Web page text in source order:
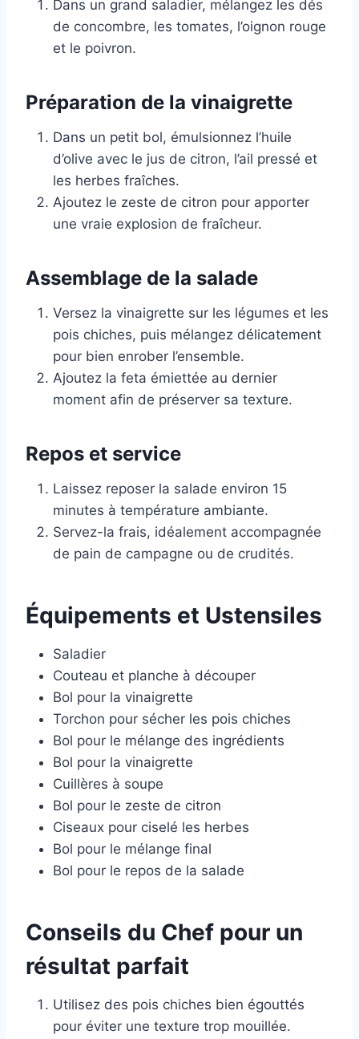
Dans un grand saladier, mélangez les dés
de concombre, les tomates, l’oignon rouge
et le poivron.
Préparation de la vinaigrette
Dans un petit bol, émulsionnez l’huile
d’olive avec le jus de citron, l’ail pressé et
les herbes fraîches.
Ajoutez le zeste de citron pour apporter
une vraie explosion de fraîcheur.
Assemblage de la salade
Versez la vinaigrette sur les légumes et les
pois chiches, puis mélangez délicatement
pour bien enrober l’ensemble.
Ajoutez la feta émiettée au dernier
moment afin de préserver sa texture.
Repos et service
Laissez reposer la salade environ 15
minutes à température ambiante.
Servez-la frais, idéalement accompagnée
de pain de campagne ou de crudités.
Équipements et Ustensiles
Saladier
Couteau et planche à découper
Bol pour la vinaigrette
Torchon pour sécher les pois chiches
Bol pour le mélange des ingrédients
Bol pour la vinaigrette
Cuillères à soupe
Bol pour le zeste de citron
Ciseaux pour ciselé les herbes
Bol pour le mélange final
Bol pour le repos de la salade
Conseils du Chef pour un
résultat parfait
Utilisez des pois chiches bien égouttés
pour éviter une texture trop mouillée.